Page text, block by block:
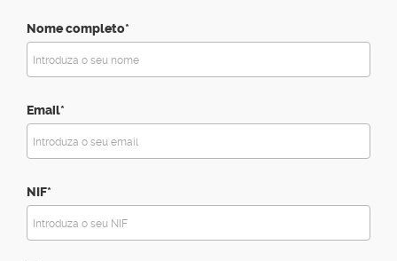
Nome completo*
Email*
NIF*